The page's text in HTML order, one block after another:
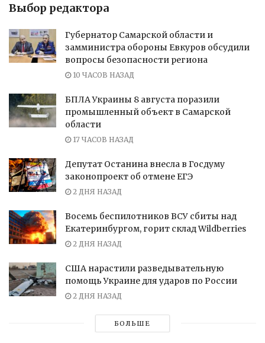
Выбор редактора
Губернатор Самарской области и
замминистра обороны Евкуров обсудили
вопросы безопасности региона
10 ЧАСОВ НАЗАД
БПЛА Украины 8 августа поразили
промышленный объект в Самарской
области
17 ЧАСОВ НАЗАД
Депутат Останина внесла в Госдуму
законопроект об отмене ЕГЭ
2 ДНЯ НАЗАД
Восемь беспилотников ВСУ сбиты над
Екатеринбургом, горит склад Wildberries
2 ДНЯ НАЗАД
США нарастили разведывательную
помощь Украине для ударов по России
2 ДНЯ НАЗАД
БОЛЬШЕ